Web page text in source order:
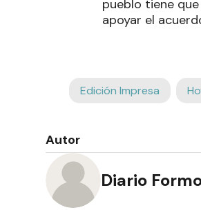
pueblo tiene
apoyar el
Edición Impresa
Autor
Diario